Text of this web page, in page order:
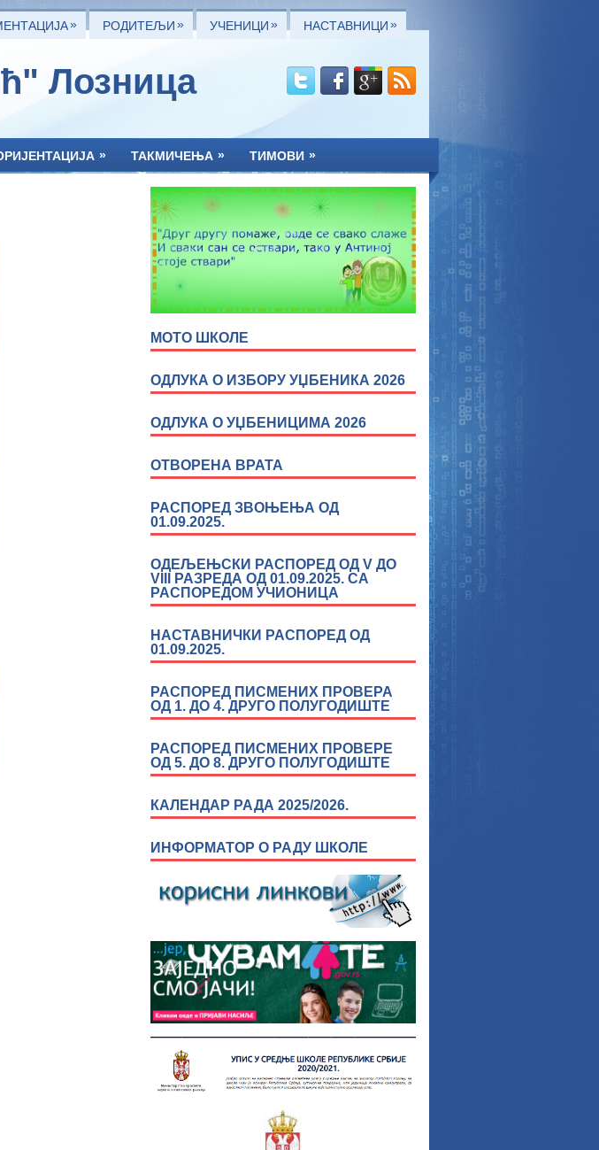
» РОДИТЕЉИ» УЧЕНИЦИ» НАСТАВНИЦИ»
Лозница
» ТАКМИЧЕЊА » ТИМОВИ »
МОТО ШКОЛЕ
ОДЛУКА О ИЗБОРУ УЏБЕНИКА 2026
ОДЛУКА О УЏБЕНИЦИМА 2026
ОТВОРЕНА ВРАТА
РАСПОРЕД ЗВОЊЕЊА ОД
01.09.2025.
ОДЕЉЕЊСКИ РАСПОРЕД ОД V ДО
VIII РАЗРЕДА ОД 01.09.2025. СА
РАСПОРЕДОМ УЧИОНИЦА
НАСТАВНИЧКИ РАСПОРЕД ОД
01.09.2025.
РАСПОРЕД ПИСМЕНИХ ПРОВЕРА
ОД 1. ДО 4. ДРУГО ПОЛУГОДИШТЕ
РАСПОРЕД ПИСМЕНИХ ПРОВЕРЕ
ОД 5. ДО 8. ДРУГО ПОЛУГОДИШТЕ
КАЛЕНДАР РАДА 2025/2026.
ИНФОРМАТОР О РАДУ ШКОЛЕ